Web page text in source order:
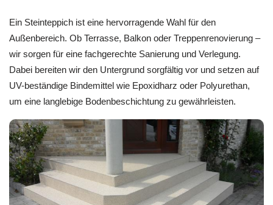
Ein Steinteppich ist eine hervorragende Wahl für den
Außenbereich. Ob Terrasse, Balkon oder Treppenrenovierung –
wir sorgen für eine fachgerechte Sanierung und Verlegung.
Dabei bereiten wir den Untergrund sorgfältig vor und setzen auf
UV-beständige Bindemittel wie Epoxidharz oder Polyurethan,
um eine langlebige Bodenbeschichtung zu gewährleisten.